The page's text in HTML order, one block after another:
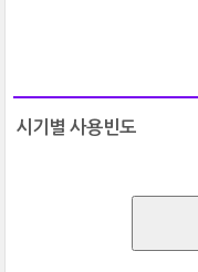
시기별 사용빈도